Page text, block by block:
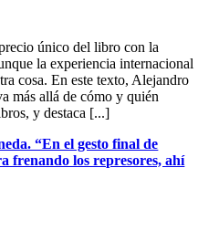
único del libro con la
la experiencia internacional
cosa. En este texto, Alejandro
más allá de cómo y quién
y destaca [...]
“En el gesto final de
frenando los represores, ahí